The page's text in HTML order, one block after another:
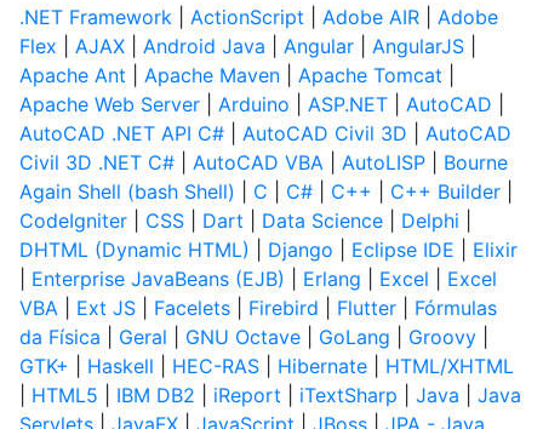
.NET Framework
ActionScript Adobe AIR
Adobe
Flex
AJAX Android Java Angular AngularJS
Apache Ant
Apache Maven Apache Tomcat
Apache Web Server
Arduino ASP.NET AutoCAD
AutoCAD .NET API C#
AutoCAD Civil 3D
AutoCAD
Civil 3D .NET C#
AutoCAD VBA AutoLISP
Bourne
Again Shell (bash Shell)
C C# C++ C++ Builder
CodeIgniter
CSS Dart Data Science Delphi
DHTML (Dynamic HTML)
Django Eclipse IDE
Elixir
Enterprise JavaBeans (EJB) Erlang Excel
Excel
VBA
Ext JS Facelets Firebird Flutter
Fórmulas
da Física
Geral GNU Octave GoLang Groovy
GTK+
Haskell HEC-RAS Hibernate
HTML/XHTML
HTML5 IBM DB2 iReport iTextSharp Java
Java
Servlets
JavaFX JavaScript JBoss JPA - Java